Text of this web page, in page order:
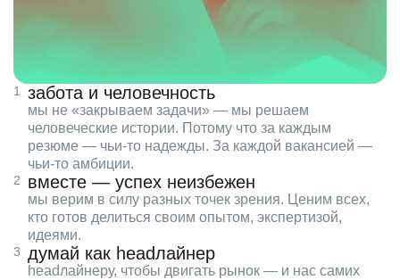
забота и человечность
мы не «закрываем задачи» — мы решаем
человеческие истории. Потому что за каждым
резюме — чьи‑то надежды. За каждой вакансией —
чьи‑то амбиции.
вместе — успех неизбежен
мы верим в силу разных точек зрения. Ценим всех,
кто готов делиться своим опытом, экспертизой,
идеями.
думай как headлайнер
headлайнеру, чтобы двигать рынок — и нас самих